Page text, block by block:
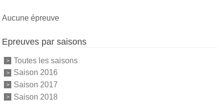
Aucune épreuve
Epreuves par saisons
Toutes les saisons
Saison 2016
Saison 2017
Saison 2018